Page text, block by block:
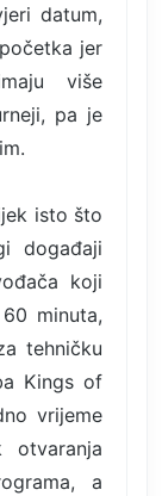
datum,
jer
više
pa je
isto što
događaji
koji
minuta,
tehničku
Kings of
vrijeme
a